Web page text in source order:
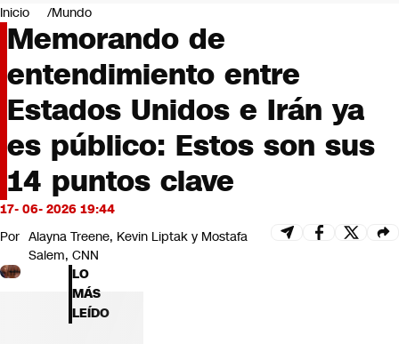
Negocios
Deportes
Programas completos
Cultura
Servicios
Bits
CNN Data
CNN tiempo
Futuro 360
Opinión
Inicio Mundo
Memorando de
entendimiento entre
Estados Unidos e Irán ya
es público: Estos son sus
14 puntos clave
17- 06- 2026 19:44
Por Alayna Treene, Kevin Liptak y Mostafa
Salem, CNN
LO
MÁS
LEÍDO